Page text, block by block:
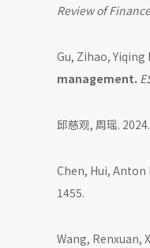
Review of Finance
Gu, Zihao, Yiqing
management.
邱慈观, 周瑶. 2024.
Chen, Hui, Anton
1455.
Wang, Renxuan,